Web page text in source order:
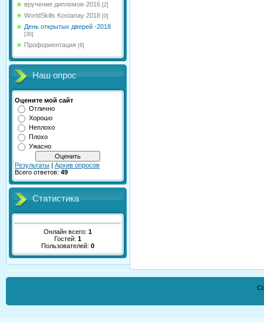
вручение дипломов-2016 [2]
WorldSkills Kostanay 2018 [0]
День открытых дверей -2018
[30]
Профориентация [8]
Наш опрос
Оцените мой сайт
Отлично
Хорошо
Неплохо
Плохо
Ужасно
Результаты | Архив опросов
Всего ответов: 49
Статистика
Онлайн всего: 1
Гостей: 1
Пользователей: 0